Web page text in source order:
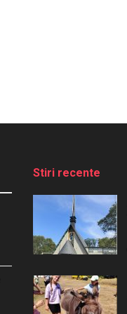
Stiri recente